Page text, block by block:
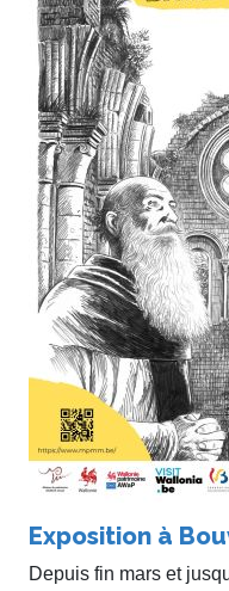
Exposition à
Depuis fin mars et